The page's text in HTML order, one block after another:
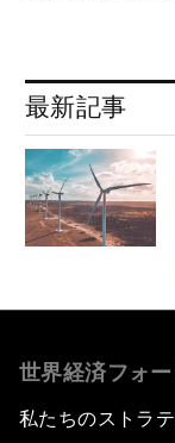
最新記事
世界経済フォ
私たちのストラ